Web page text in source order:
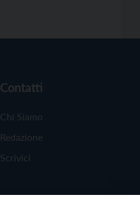
Contatti
Chi Siamo
Redazione
Scrivici